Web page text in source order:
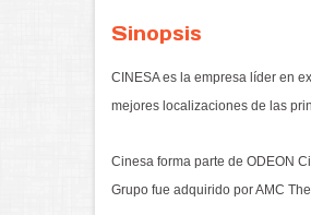
Sinopsis
CINESA es la empresa líder en
mejores localizaciones de las
Cinesa forma parte de ODEON
Grupo fue adquirido por AMC